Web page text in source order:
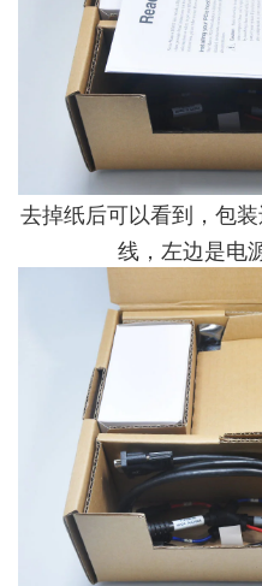
去掉纸后可以看到，包
线，左边是电